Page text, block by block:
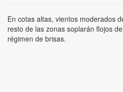
En cotas altas, vientos moderados
resto de las zonas soplarán flojos
régimen de brisas.